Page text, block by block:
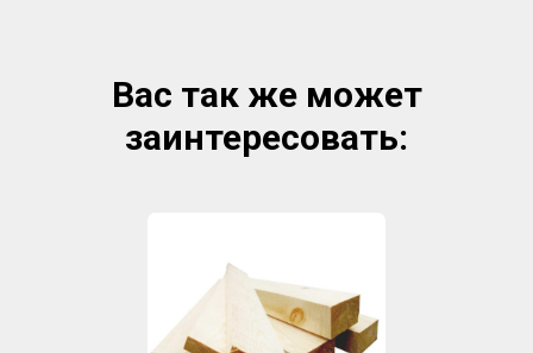
create your own
block from
Вас так же может
заинтересовать: